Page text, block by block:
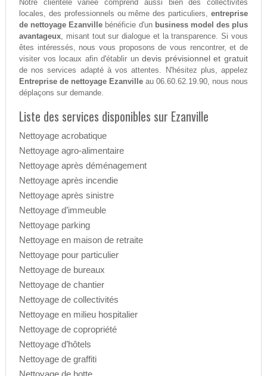
Notre clientèle variée comprend aussi bien des collectivités
locales, des professionnels ou même des particuliers,entreprise
de nettoyage Ezanville bénéficie d'un business model des plus
avantageux, misant tout sur dialogue et la transparence. Si vous
êtes intéressés, nous vous proposons de vous rencontrer, et de
visiter vos locaux afin d'établir undevis prévisionnel et gratuit
de nos services adapté à vos attentes. N'hésitez plus, appelez
Entreprise de nettoyage Ezanville au 06.60.62.19.90, nous nous
déplaçons sur demande.
Liste des services disponibles sur Ezanville
Nettoyage acrobatique
Nettoyage agro-alimentaire
Nettoyage après déménagement
Nettoyage après incendie
Nettoyage après sinistre
Nettoyage d’immeuble
Nettoyage parking
Nettoyage en maison de retraite
Nettoyage pour particulier
Nettoyage de bureaux
Nettoyage de chantier
Nettoyage de collectivités
Nettoyage en milieu hospitalier
Nettoyage de copropriété
Nettoyage d’hôtels
Nettoyage de graffiti